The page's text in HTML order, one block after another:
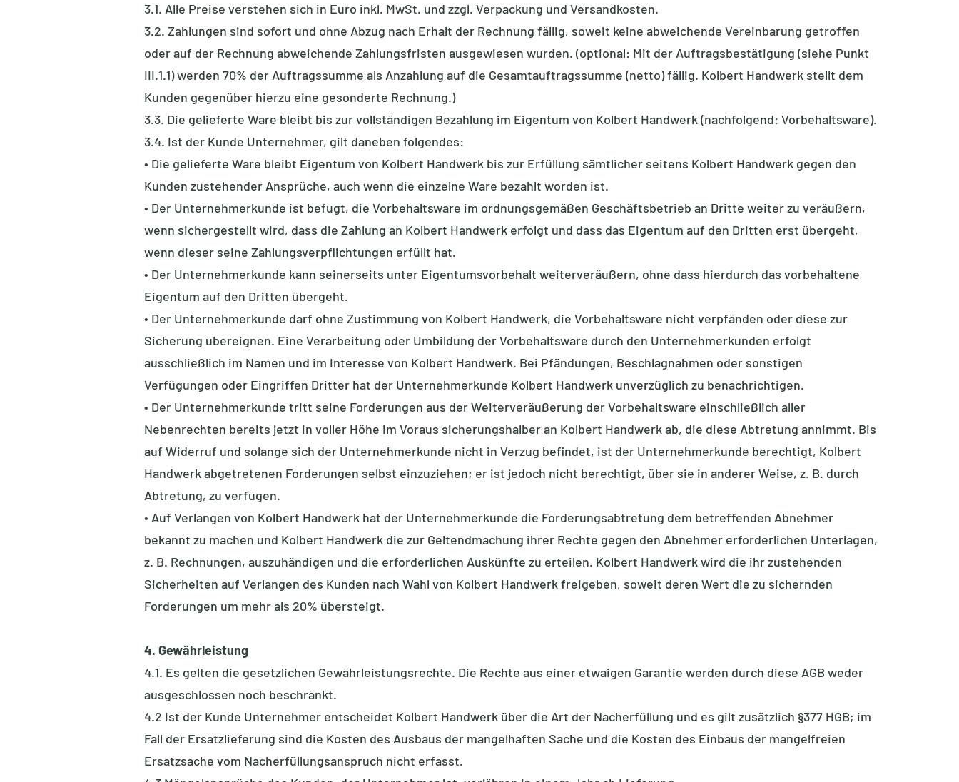
3.1. Alle Preise verstehen sich in Euro inkl. MwSt. und zzgl. Verpackung und Versandkosten.
3.2. Zahlungen sind sofort und ohne Abzug nach Erhalt der Rechnung fällig, soweit keine abweichende Vereinbarung getroffen
oder auf der Rechnung abweichende Zahlungsfristen ausgewiesen wurden. (optional: Mit der Auftragsbestätigung (siehe Punkt
III.1.1) werden 70% der Auftragssumme als Anzahlung auf die Gesamtauftragssumme (netto) fällig. Kolbert Handwerk stellt dem
Kunden gegenüber hierzu eine gesonderte Rechnung.)
3.3. Die gelieferte Ware bleibt bis zur vollständigen Bezahlung im Eigentum von Kolbert Handwerk (nachfolgend: Vorbehaltsware).
3.4. Ist der Kunde Unternehmer, gilt daneben folgendes:
• Die gelieferte Ware bleibt Eigentum von Kolbert Handwerk bis zur Erfüllung sämtlicher seitens Kolbert Handwerk gegen den
Kunden zustehender Ansprüche, auch wenn die einzelne Ware bezahlt worden ist.
• Der Unternehmerkunde ist befugt, die Vorbehaltsware im ordnungsgemäßen Geschäftsbetrieb an Dritte weiter zu veräußern,
wenn sichergestellt wird, dass die Zahlung an Kolbert Handwerk erfolgt und dass das Eigentum auf den Dritten erst übergeht,
wenn dieser seine Zahlungsverpflichtungen erfüllt hat.
• Der Unternehmerkunde kann seinerseits unter Eigentumsvorbehalt weiterveräußern, ohne dass hierdurch das vorbehaltene
Eigentum auf den Dritten übergeht.
• Der Unternehmerkunde darf ohne Zustimmung von Kolbert Handwerk, die Vorbehaltsware nicht verpfänden oder diese zur
Sicherung übereignen. Eine Verarbeitung oder Umbildung der Vorbehaltsware durch den Unternehmerkunden erfolgt
ausschließlich im Namen und im Interesse von Kolbert Handwerk. Bei Pfändungen, Beschlagnahmen oder sonstigen
Verfügungen oder Eingriffen Dritter hat der Unternehmerkunde Kolbert Handwerk unverzüglich zu benachrichtigen.
• Der Unternehmerkunde tritt seine Forderungen aus der Weiterveräußerung der Vorbehaltsware einschließlich aller
Nebenrechten bereits jetzt in voller Höhe im Voraus sicherungshalber an Kolbert Handwerk ab, die diese Abtretung annimmt. Bis
auf Widerruf und solange sich der Unternehmerkunde nicht in Verzug befindet, ist der Unternehmerkunde berechtigt, Kolbert
Handwerk abgetretenen Forderungen selbst einzuziehen; er ist jedoch nicht berechtigt, über sie in anderer Weise, z. B. durch
Abtretung, zu verfügen.
• Auf Verlangen von Kolbert Handwerk hat der Unternehmerkunde die Forderungsabtretung dem betreffenden Abnehmer
bekannt zu machen und Kolbert Handwerk die zur Geltendmachung ihrer Rechte gegen den Abnehmer erforderlichen Unterlagen,
z. B. Rechnungen, auszuhändigen und die erforderlichen Auskünfte zu erteilen. Kolbert Handwerk wird die ihr zustehenden
Sicherheiten auf Verlangen des Kunden nach Wahl von Kolbert Handwerk freigeben, soweit deren Wert die zu sichernden
Forderungen um mehr als 20% übersteigt.
4. Gewährleistung
4.1. Es gelten die gesetzlichen Gewährleistungsrechte. Die Rechte aus einer etwaigen Garantie werden durch diese AGB weder
ausgeschlossen noch beschränkt.
4.2 Ist der Kunde Unternehmer entscheidet Kolbert Handwerk über die Art der Nacherfüllung und es gilt zusätzlich §377 HGB; im
Fall der Ersatzlieferung sind die Kosten des Ausbaus der mangelhaften Sache und die Kosten des Einbaus der mangelfreien
Ersatzsache vom Nacherfüllungsanspruch nicht erfasst.